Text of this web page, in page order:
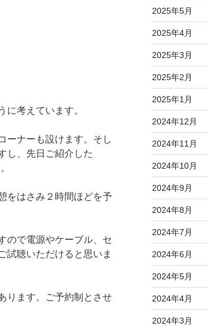
に考えています。
ーナーも設けます。そし
し、先日ご紹介した
をはさみ２時間ほどを予
ので電源やケーブル、セ
試聴いただけると思いま
ります。ご予約制とさせ
2025年5月
2025年4月
2025年3月
2025年2月
2025年1月
2024年12月
2024年11月
2024年10月
2024年9月
2024年8月
2024年7月
2024年6月
2024年5月
2024年4月
2024年3月